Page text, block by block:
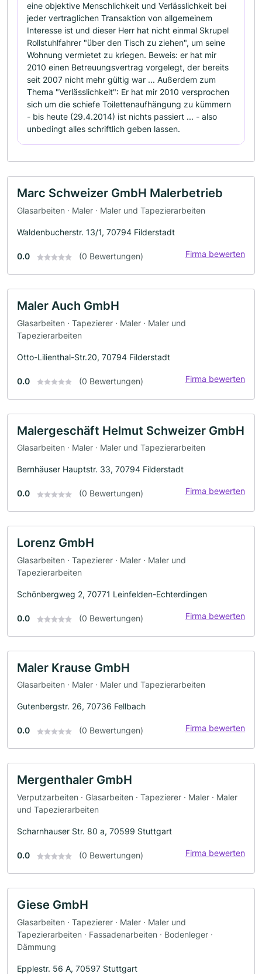
eine objektive Menschlichkeit und Verlässlichkeit bei
jeder vertraglichen Transaktion von allgemeinem
Interesse ist und dieser Herr hat nicht einmal Skrupel
Rollstuhlfahrer "über den Tisch zu ziehen", um seine
Wohnung vermietet zu kriegen. Beweis: er hat mir
2010 einen Betreuungsvertrag vorgelegt, der bereits
seit 2007 nicht mehr gültig war ... Außerdem zum
Thema "Verlässlichkeit": Er hat mir 2010 versprochen
sich um die schiefe Toilettenaufhängung zu kümmern
- bis heute (29.4.2014) ist nichts passiert ... - also
unbedingt alles schriftlich geben lassen.
Marc Schweizer GmbH Malerbetrieb
Glasarbeiten · Maler · Maler und Tapezierarbeiten
Waldenbucherstr. 13/1, 70794 Filderstadt
0.0 (0 Bewertungen) Firma bewerten
Maler Auch GmbH
Glasarbeiten · Tapezierer · Maler · Maler und
Tapezierarbeiten
Otto-Lilienthal-Str.20, 70794 Filderstadt
0.0 (0 Bewertungen) Firma bewerten
Malergeschäft Helmut Schweizer GmbH
Glasarbeiten · Maler · Maler und Tapezierarbeiten
Bernhäuser Hauptstr. 33, 70794 Filderstadt
0.0 (0 Bewertungen) Firma bewerten
Lorenz GmbH
Glasarbeiten · Tapezierer · Maler · Maler und
Tapezierarbeiten
Schönbergweg 2, 70771 Leinfelden-Echterdingen
0.0 (0 Bewertungen) Firma bewerten
Maler Krause GmbH
Glasarbeiten · Maler · Maler und Tapezierarbeiten
Gutenbergstr. 26, 70736 Fellbach
0.0 (0 Bewertungen) Firma bewerten
Mergenthaler GmbH
Verputzarbeiten · Glasarbeiten · Tapezierer · Maler · Maler
und Tapezierarbeiten
Scharnhauser Str. 80 a, 70599 Stuttgart
0.0 (0 Bewertungen) Firma bewerten
Giese GmbH
Glasarbeiten · Tapezierer · Maler · Maler und
Tapezierarbeiten · Fassadenarbeiten · Bodenleger ·
Dämmung
Epplestr. 56 A, 70597 Stuttgart